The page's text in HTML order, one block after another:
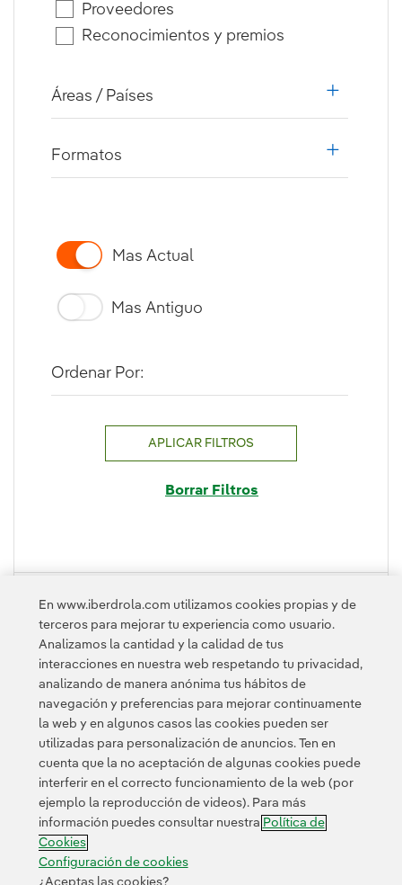
Proveedores
Reconocimientos y premios
Áreas / Países
Formatos
Ordenar Por:
Mas Actual
Mas Antiguo
APLICAR FILTROS
Borrar Filtros
Contacta Política de Privacidad Información legal
Transparencia en el uso de la IA Política de cookies
Configuración de cookies Accesibilidad Canal de denuncias
En www.iberdrola.com utilizamos cookies propias y de
terceros para mejorar tu experiencia como usuario.
Analizamos la cantidad y la calidad de tus
interacciones en nuestra web respetando tu privacidad,
analizando de manera anónima tus hábitos de
navegación y preferencias para mejorar continuamente
la web y en algunos casos las cookies pueden ser
utilizadas para personalización de anuncios. Ten en
cuenta que la no aceptación de algunas cookies puede
interferir en el correcto funcionamiento de la web (por
ejemplo la reproducción de videos). Para más
información puedes consultar nuestra Política de
Cookies
Configuración de cookies
¿Aceptas las cookies?